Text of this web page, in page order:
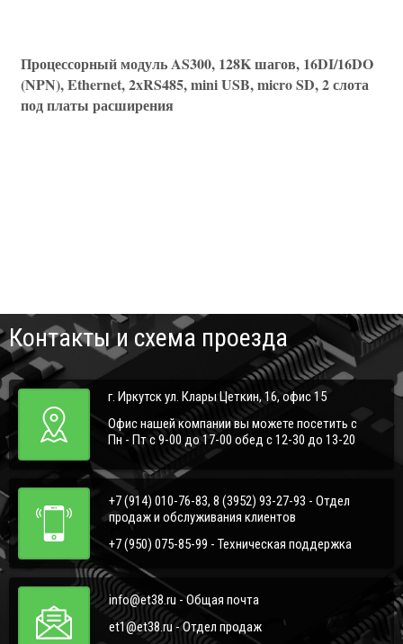
Процессорный модуль AS300, 128K шагов, 16DI/16DO
(NPN), Ethernet, 2xRS485, mini USB, micro SD, 2 слота
под платы расширения
Контакты и схема проезда
г. Иркутск ул. Клары Цеткин, 16, офис 15
Офис нашей компании вы можете посетить с
Пн - Пт с 9-00 до 17-00 обед с 12-30 до 13-20
+7 (914) 010-76-83, 8 (3952) 93-27-93 - Отдел
продаж и обслуживания клиентов
+7 (950) 075-85-99 - Техническая поддержка
info@et38.ru - Общая почта
et1@et38.ru - Отдел продаж